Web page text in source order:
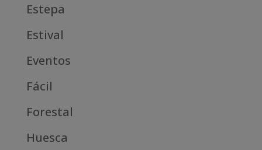
Estepa
Estival
Eventos
Fácil
Forestal
Huesca